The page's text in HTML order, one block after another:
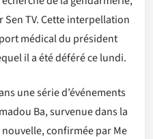
TV. Cette interpellation
médical du président
il a été déféré ce lundi.
une série d’événements
Ba, survenue dans la
confirmée par Me